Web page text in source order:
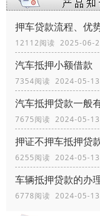
押车贷款流程、优
12112阅读 2025-06-
汽车抵押小额借款
7354阅读 2024-05-
汽车抵押贷款一般
7675阅读 2024-05-
押证不押车抵押贷
6255阅读 2024-05-
车辆抵押贷款的办
6778阅读 2024-05-